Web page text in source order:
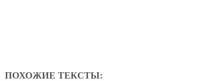
ПОХОЖИЕ ТЕКСТЫ: